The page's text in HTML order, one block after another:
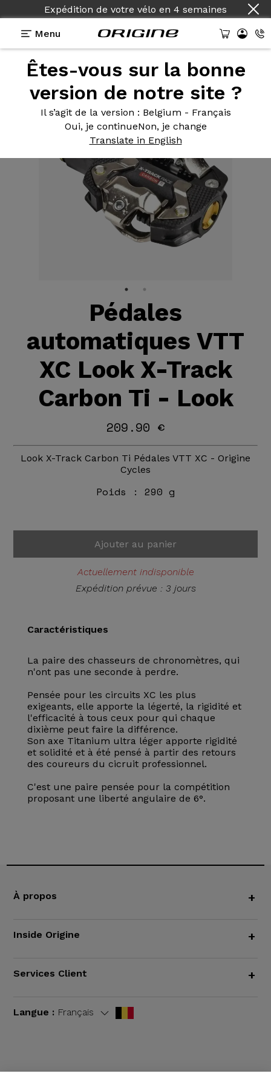
Expédition de votre vélo en 4 semaines
Menu
Êtes-vous sur la bonne
version de notre site ?
Il s’agit de la version : Belgium - Français
Oui, je continueNon, je change
Translate in English
Equipements>Pédales >X-Track Race Carbon Ti
Pédales
automatiques VTT
XC Look X-Track
Carbon Ti - Look
209.90 €
Look X-Track Carbon Ti Pédales VTT XC - Origine
Cycles
Poids : 290 g
Ajouter au panier
Actuellement indisponible
Expédition prévue : 3 jours
Caractéristiques
La paire des chasseurs de chronomètres, qui
n'ont pas une seconde à perdre.
Pensée pour les circuits XC les plus
exigeants, elle apporte la légerté, la rigidité et
l'efficacité à tous ceux pour qui chaque
dixième peut faire la différence.
Son axe Titanium ultra léger apporte rigidité
et solidité et à été pensé à partir des retours
des coureurs du cicruit professionnel.
C'est une paire pensée pour la compétition
proposant une liberté angulaire de 6°.
À propos +
Inside Origine +
Services Client +
Langue : Français